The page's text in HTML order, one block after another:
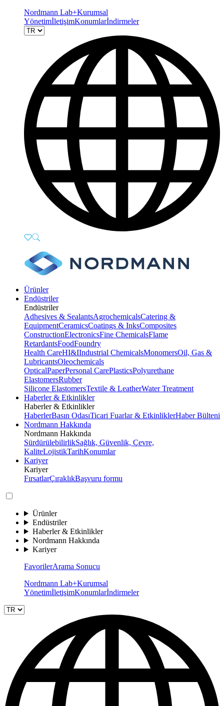
Nordmann Lab+Kurumsal
YönetimİletişimKonumlarİndirmeler
Ürünler
Endüstriler
Endüstriler
Adhesives & SealantsAgrochemicalsCatering &
EquipmentCeramicsCoatings & InksComposites
ConstructionElectronicsFine ChemicalsFlame
RetardantsFoodFoundry
Health CareHI&IIndustrial ChemicalsMonomersOil, Gas &
LubricantsOleochemicals
OpticalPaperPersonal CarePlasticsPolyurethane
ElastomersRubber
Silicone ElastomersTextile & LeatherWater Treatment
Haberler & Etkinlikler
Haberler & Etkinlikler
HaberlerBasın OdasıTicari Fuarlar & EtkinliklerHaber Bülteni
Nordmann Hakkında
Nordmann Hakkında
SürdürülebilirlikSağlık, Güvenlik, Çevre,
KaliteLojistikTarihKonumlar
Kariyer
Kariyer
FırsatlarÇıraklıkBaşvuru formu
Ürünler
Endüstriler
Haberler & Etkinlikler
Nordmann Hakkında
Kariyer
FavorilerArama Sonucu
Nordmann Lab+Kurumsal
YönetimİletişimKonumlarİndirmeler